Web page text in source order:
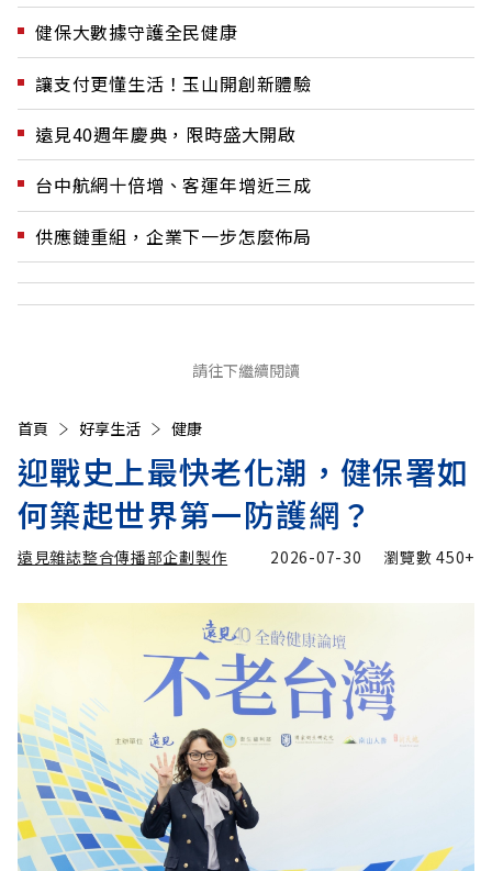
健保大數據守護全民健康
讓支付更懂生活！玉山開創新體驗
遠見40週年慶典，限時盛大開啟
台中航網十倍增、客運年增近三成
供應鏈重組，企業下一步怎麼佈局
請往下繼續閱讀
首頁 好享生活 健康
迎戰史上最快老化潮，健保署如
何築起世界第一防護網？
遠見雜誌整合傳播部企劃製作 2026-07-30 瀏覽數450+